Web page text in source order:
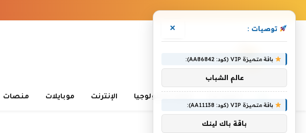
تعلم التكنولوجيا الإنترنت موبايلات منصات
»
Rachel
توصيات : ×
باقة متميزة VIP (كود: AA86842):
عالم الشباب
باقة متميزة VIP (كود: AA11138):
باقة باك لينك